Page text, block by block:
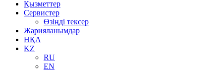
Қызметтер
Сервистер
Өзіңді тексер
Жарияланымдар
НҚА
KZ
RU
EN